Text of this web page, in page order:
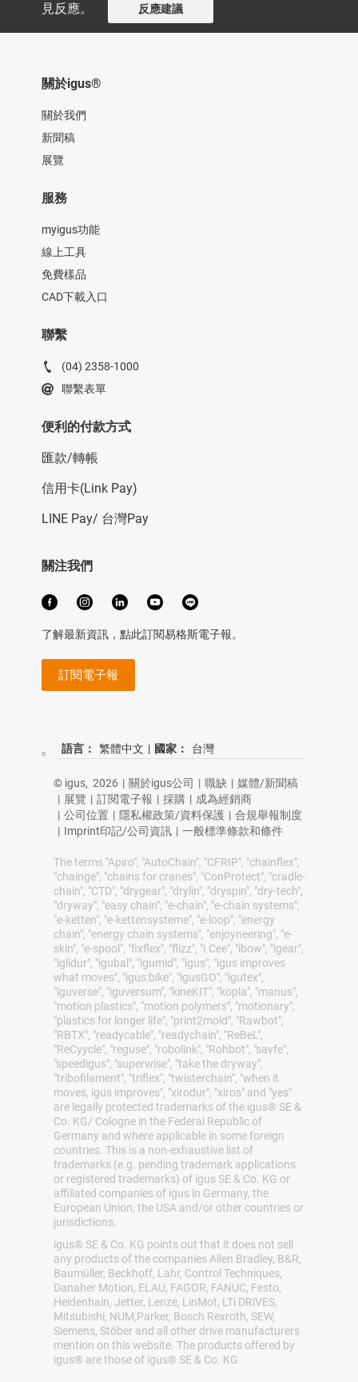
見反應。
反應建議
關於igus®
關於我們
新聞稿
展覽
服務
myigus功能
線上工具
免費樣品
CAD下載入口
聯繫
(04) 2358-1000
聯繫表單
便利的付款方式
匯款/轉帳
信用卡(Link Pay)
LINE Pay/ 台灣Pay
關注我們
了解最新資訊，點此訂閱易格斯電子報。
訂閱電子報
語言： 繁體中文 | 國家： 台灣
© igus, 2026 | 關於igus公司 | 職缺 | 媒體/新聞稿
| 展覽 | 訂閱電子報 | 採購 | 成為經銷商
| 公司位置 | 隱私權政策/資料保護 | 合規舉報制度
| Imprint印記/公司資訊 | 一般標準條款和條件
The terms "Apiro", "AutoChain", "CFRIP", "chainflex",
"chainge", "chains for cranes", "ConProtect", "cradle-
chain", "CTD", "drygear", "drylin", "dryspin", "dry-tech",
"dryway", "easy chain", "e-chain", "e-chain systems",
"e-ketten", "e-kettensysteme", "e-loop", "energy
chain", "energy chain systems", "enjoyneering", "e-
skin", "e-spool", "fixflex", "flizz", "i.Cee", "ibow", "igear",
"iglidur", "igubal", "igumid", "igus", "igus improves
what moves", "igus:bike", "igusGO", "igutex",
"iguverse", "iguversum", "kineKIT", "kopla", "manus",
"motion plastics", "motion polymers", "motionary",
"plastics for longer life", "print2mold", "Rawbot",
"RBTX", "readycable", "readychain", "ReBeL",
"ReCyycle", "reguse", "robolink", "Rohbot", "savfe",
"speedigus", "superwise", "take the dryway",
"tribofilament", "triflex", "twisterchain", "when it
moves, igus improves", "xirodur", "xiros" and "yes"
are legally protected trademarks of the igus® SE &
Co. KG/ Cologne in the Federal Republic of
Germany and where applicable in some foreign
countries. This is a non-exhaustive list of
trademarks (e.g. pending trademark applications
or registered trademarks) of igus SE & Co. KG or
affiliated companies of igus in Germany, the
European Union, the USA and/or other countries or
jurisdictions.
igus® SE & Co. KG points out that it does not sell
any products of the companies Allen Bradley, B&R,
Baumüller, Beckhoff, Lahr, Control Techniques,
Danaher Motion, ELAU, FAGOR, FANUC, Festo,
Heidenhain, Jetter, Lenze, LinMot, LTi DRiVES,
Mitsubishi, NUM,Parker, Bosch Rexroth, SEW,
Siemens, Stöber and all other drive manufacturers
mention on this website. The products offered by
igus® are those of igus® SE & Co. KG